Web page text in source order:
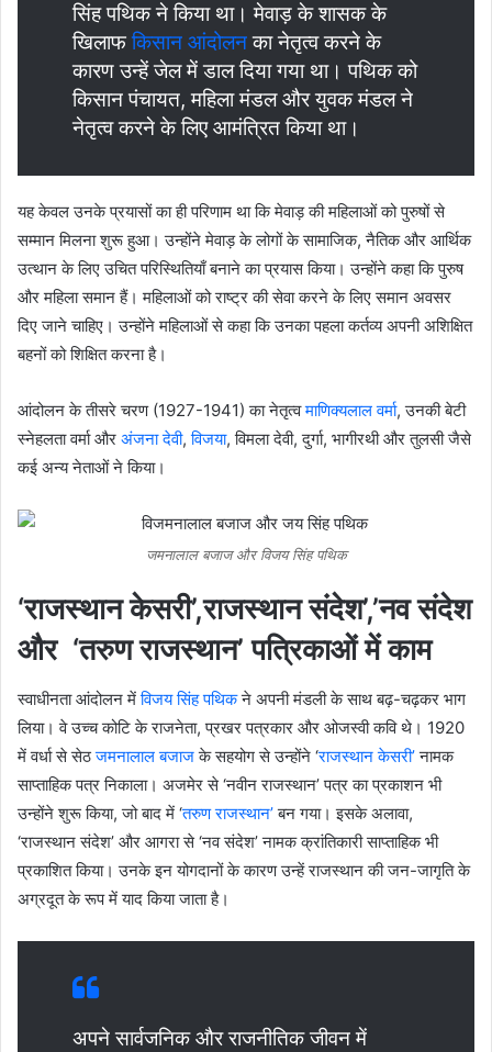
सिंह पथिक ने किया था। मेवाड़ के शासक के
खिलाफकिसान आंदोलनका नेतृत्व करने के
कारण उन्हें जेल में डाल दिया गया था। पथिक को
किसान पंचायत, महिला मंडल और युवक मंडल ने
नेतृत्व करने के लिए आमंत्रित किया था।
यह केवल उनके प्रयासों का ही परिणाम था कि मेवाड़ की महिलाओं को पुरुषों से
सम्मान मिलना शुरू हुआ। उन्होंने मेवाड़ के लोगों के सामाजिक, नैतिक और आर्थिक
उत्थान के लिए उचित परिस्थितियाँ बनाने का प्रयास किया। उन्होंने कहा कि पुरुष
और महिला समान हैं। महिलाओं को राष्ट्र की सेवा करने के लिए समान अवसर
दिए जाने चाहिए। उन्होंने महिलाओं से कहा कि उनका पहला कर्तव्य अपनी अशिक्षित
बहनों को शिक्षित करना है।
आंदोलन के तीसरे चरण (1927-1941) का नेतृत्वमाणिक्यलाल वर्मा, उनकी बेटी
स्नेहलता वर्मा और अंजना देवी,विजया, विमला देवी, दुर्गा, भागीरथी और तुलसी जैसे
कई अन्य नेताओं ने किया।
जमनालाल बजाज और विजय सिंह पथिक
‘राजस्थान केसरी’,राजस्थान संदेश’,’नव संदेश
और ‘तरुण राजस्थान’ पत्रिकाओं में काम
स्वाधीनता आंदोलन मेंविजय सिंह पथिकने अपनी मंडली के साथ बढ़-चढ़कर भाग
लिया। वे उच्च कोटि के राजनेता, प्रखर पत्रकार और ओजस्वी कवि थे। 1920
में वर्धा से सेठजमनालाल बजाजके सहयोग से उन्होंने ‘राजस्थान केसरी’नामक
साप्ताहिक पत्र निकाला। अजमेर से ‘नवीन राजस्थान’ पत्र का प्रकाशन भी
उन्होंने शुरू किया, जो बाद में ‘तरुण राजस्थान’बन गया। इसके अलावा,
‘राजस्थान संदेश’ और आगरा से ‘नव संदेश’ नामक क्रांतिकारी साप्ताहिक भी
प्रकाशित किया। उनके इन योगदानों के कारण उन्हें राजस्थान की जन-जागृति के
अग्रदूत के रूप में याद किया जाता है।
अपने सार्वजनिक और राजनीतिक जीवन में